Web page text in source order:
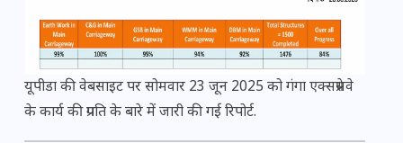
यूपीडा की वेबसाइट पर सोमवार 23 जून 2025 को गंगा एक्सप्रेसवे
के कार्य की प्रगति के बारे में जारी की गईरिपोर्ट.